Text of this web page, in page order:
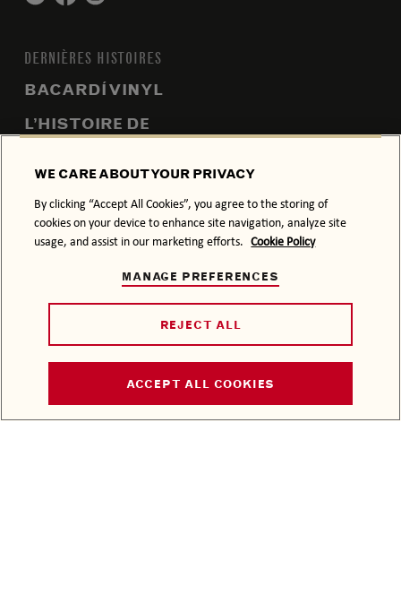
DERNIÈRES HISTOIRES
BACARDÍ VINYL
L’HISTOIRE DE
L’ART DU RHUM
« RAISE YOUR
SPIRITS » : BACARDÍ
NOUS CONTACTER
WE CARE ABOUT YOUR PRIVACY
By clicking “Accept All Cookies”, you agree to the storing of
cookies on your device to enhance site navigation, analyze site
usage, and assist in our marketing efforts. Cookie Policy
MANAGE PREFERENCES
REJECT ALL
ACCEPT ALL COOKIES